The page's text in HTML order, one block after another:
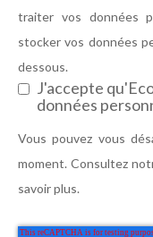
traiter vos données
stocker vos données
dessous.
J'accepte
données
Vous pouvez vous
moment. Consultez
savoir plus.